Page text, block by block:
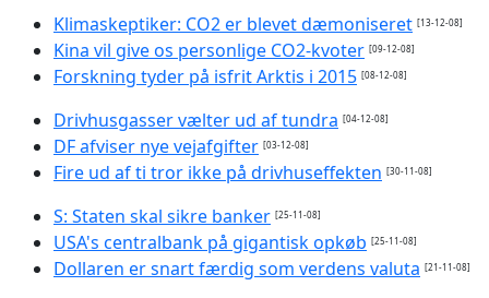
Klimaskeptiker: CO2 er blevet dæmoniseret [13-12-08]
Kina vil give os personlige CO2-kvoter [09-12-08]
Forskning tyder på isfrit Arktis i 2015 [08-12-08]
Drivhusgasser vælter ud af tundra [04-12-08]
DF afviser nye vejafgifter [03-12-08]
Fire ud af ti tror ikke på drivhuseffekten [30-11-08]
S: Staten skal sikre banker [25-11-08]
USA's centralbank på gigantisk opkøb [25-11-08]
Dollaren er snart færdig som verdens valuta [21-11-08]